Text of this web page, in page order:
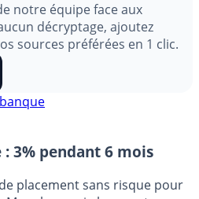
notre équipe face aux
décryptage, ajoutez
sources préférées en 1 clic.
3% pendant 6 mois